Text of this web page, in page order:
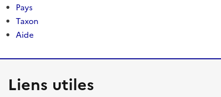
Pays
Taxon
Aide
Liens utiles